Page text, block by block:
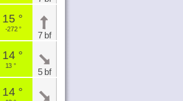
15 °
-272 °
7 bf
14 °
13 °
5 bf
14 °